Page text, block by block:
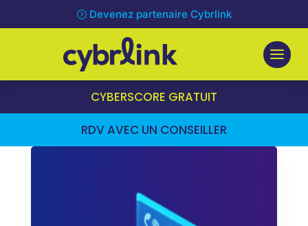
Devenez partenaire Cybrlink
CYBERSCORE GRATUIT
RDV AVEC UN CONSEILLER